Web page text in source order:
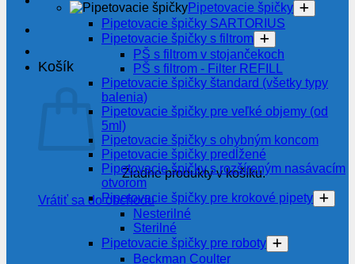
Košík
Žiadne produkty v košíku.
Vrátiť sa do obchodu
Pipetovacie špičky
Pipetovacie špičky SARTORIUS
Pipetovacie špičky s filtrom
PŠ s filtrom v stojančekoch
PŠ s filtrom - Filter REFILL
Pipetovacie špičky štandard (všetky typy
balenia)
Pipetovacie špičky pre veľké objemy (od
5ml)
Pipetovacie špičky s ohybným koncom
Pipetovacie špičky predĺžené
Pipetovacie špičky s rozšíreným nasávacím
otvorom
Pipetovacie špičky pre krokové pipety
Nesterilné
Sterilné
Pipetovacie špičky pre roboty
Beckman Coulter